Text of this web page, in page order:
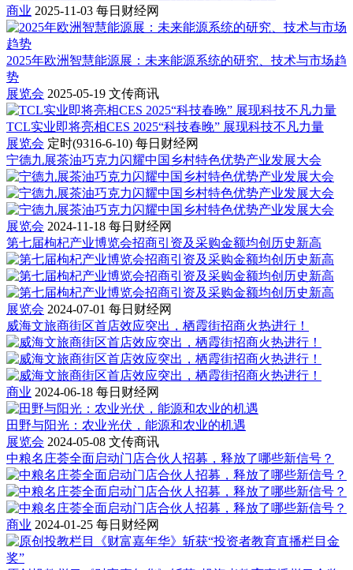
商业 2025-11-03 每日财经网
2025年欧洲智慧能源展：未来能源系统的研究、技术与市场趋
势
展览会 2025-05-19 文传商讯
TCL实业即将亮相CES 2025“科技春晚” 展现科技不凡力量
展览会 定时(9316-6-10) 每日财经网
宁德九展茶油巧克力闪耀中国乡村特色优势产业发展大会
展览会 2024-11-18 每日财经网
第七届枸杞产业博览会招商引资及采购金额均创历史新高
展览会 2024-07-01 每日财经网
威海文旅商街区首店效应突出，栖霞街招商火热进行！
商业 2024-06-18 每日财经网
田野与阳光：农业光伏，能源和农业的机遇
展览会 2024-05-08 文传商讯
中粮名庄荟全面启动门店合伙人招募，释放了哪些新信号？
商业 2024-01-25 每日财经网